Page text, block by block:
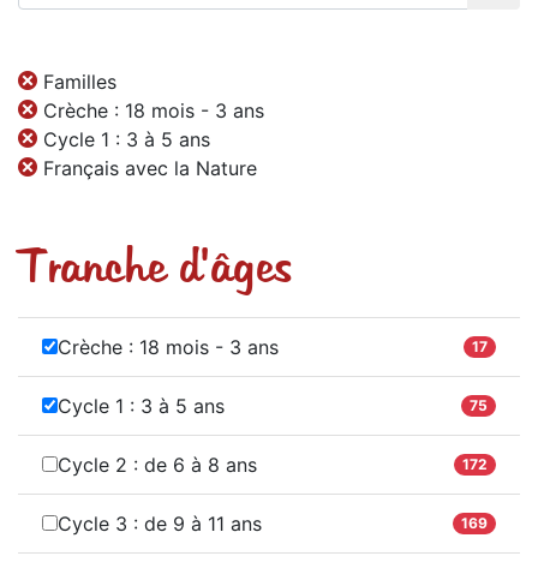
Familles
Crèche : 18 mois - 3 ans
Cycle 1 : 3 à 5 ans
Français avec la Nature
Tranche d'âges
Crèche : 18 mois - 3 ans 17
Cycle 1 : 3 à 5 ans 75
Cycle 2 : de 6 à 8 ans 172
Cycle 3 : de 9 à 11 ans 169